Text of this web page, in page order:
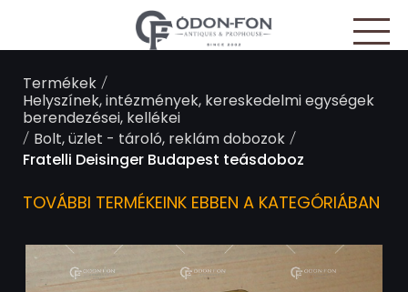
Termékek/
Helyszínek, intézmények, kereskedelmi egységek
berendezései, kellékei
/ Bolt, üzlet - tároló, reklám dobozok/
Fratelli Deisinger Budapest teásdoboz
TOVÁBBI TERMÉKEINK EBBEN A KATEGÓRIÁBAN